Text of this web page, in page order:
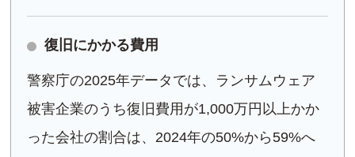
復旧にかかる費用
警察庁の2025年データでは、ランサムウェア
被害企業のうち復旧費用が1,000万円以上かか
った会社の割合は、2024年の50%から59%へ